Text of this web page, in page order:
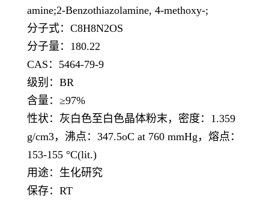
amine;2-Benzothiazolamine, 4-methoxy-;
分子式： C8H8N2OS
分子量： 180.22
CAS：5464-79-9
级别： BR
含量： ≥97%
性状：灰白色至白色晶体粉末，密度： 1.359
g/cm3，沸点：347.5oC at 760 mmHg，熔点：
153-155 °C(lit.)
用途：生化研究
保存： RT